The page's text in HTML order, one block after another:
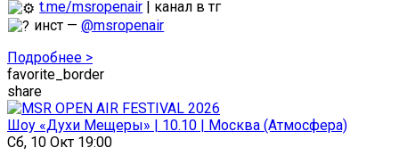
t.me/msropenair | канал в тг
инст —@msropenair
Подробнее >
favorite_border
share
Шоу «Духи Мещеры» | 10.10 | Москва (Атмосфера)
Сб, 10 Окт 19:00